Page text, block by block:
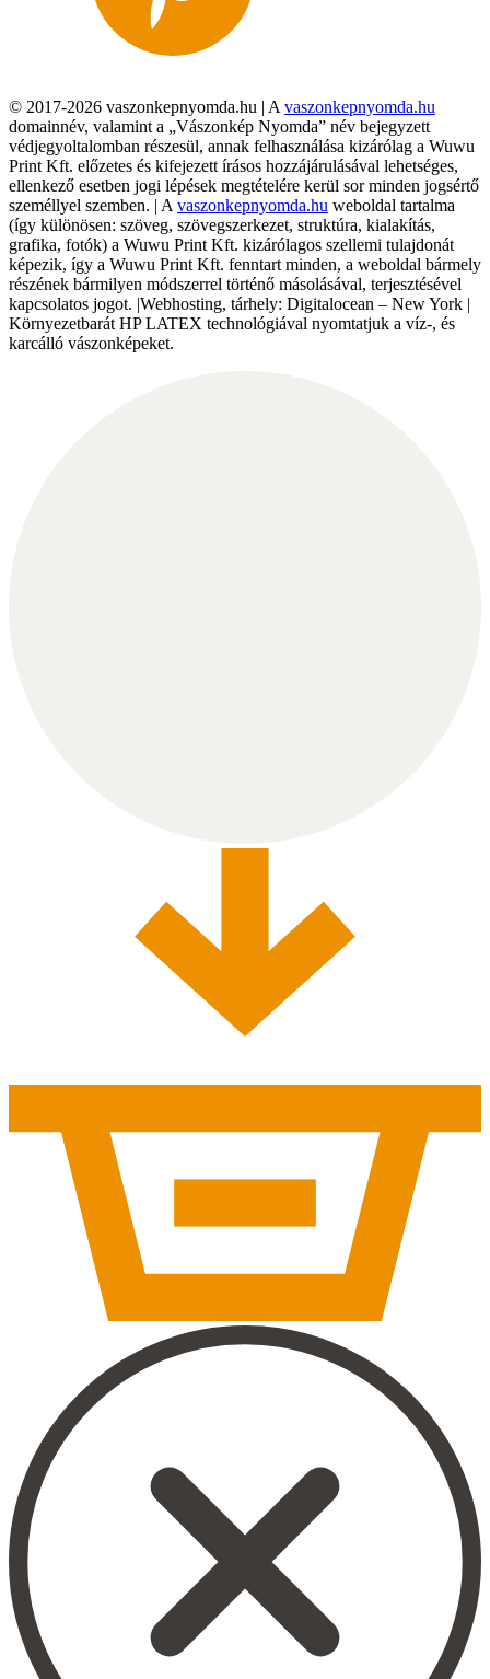
© 2017-2026 vaszonkepnyomda.hu | A vaszonkepnyomda.hu
domainnév, valamint a „Vászonkép Nyomda” név bejegyzett
védjegyoltalomban részesül, annak felhasználása kizárólag a Wuwu
Print Kft. előzetes és kifejezett írásos hozzájárulásával lehetséges,
ellenkező esetben jogi lépések megtételére kerül sor minden jogsértő
személlyel szemben. | A vaszonkepnyomda.hu weboldal tartalma
(így különösen: szöveg, szövegszerkezet, struktúra, kialakítás,
grafika, fotók) a Wuwu Print Kft. kizárólagos szellemi tulajdonát
képezik, így a Wuwu Print Kft. fenntart minden, a weboldal bármely
részének bármilyen módszerrel történő másolásával, terjesztésével
kapcsolatos jogot. |Webhosting, tárhely: Digitalocean – New York |
Környezetbarát HP LATEX technológiával nyomtatjuk a víz-, és
karcálló vászonképeket.